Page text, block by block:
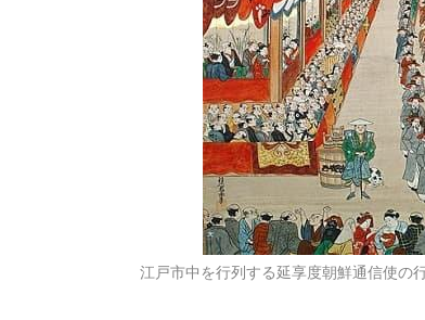
江戸市中を行列する延享度朝鮮通信使の